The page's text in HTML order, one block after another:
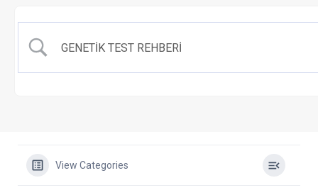
View Categories